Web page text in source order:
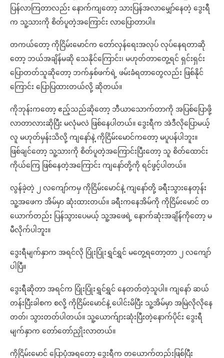
ပြန်လာကြတာလည်း နောက်ကျတော့ သားပြန်အလာမျှော်နေတဲ့ ဒွေးရီ
က သူ့သားကို စိတ်ပူတဲ့အကြောင်း လာပြောတာပါ။
တကယ်တော့ ကိုငြိမ်းမောင်က တော်လှန်ရေးအလုပ် လုပ်နေရတာဆို
တော့ ဘယ်အချိန်မဆို သေနိုင်ကြောင်း၊ မဟုတ်တာတွေ့ရင် ရှင်းရှင်း
ပြောတတ်သူဆိုတော့ ဘက်နှစ်ဖက်ရဲ့ ဖမ်းခံရတာတွေလည်း ဖြစ်နိုင်
ကြောင်း ပြောပြထားတယ်လို့ ဆိုတယ်။
ကိုဘုန်းကတော့ ဧည့်သည်ဆိုတော့ ဘီယာသောက်တာကို အပြစ်ပြောဖို့
လာတာလားဆိုပြီး မလုံမလဲ ဖြစ်နေပါတယ်။ ဒွေးရီက အဲဒီလိုပြောမယ့်
လူ မဟုတ်မှန်းသိလို့ ကျနော်နဲ့ ကိုငြိမ်းမောင်ကတော့ မပူပန်ပါဘူး။
ဖြစ်ချင်တော့ သူ့သားကို စိတ်ပူတဲ့အကြောင်းပြီးတော့ သူ စိတ်ထောင်း
ကိုယ်ကြေ ဖြစ်နေတဲ့အကြောင်း ကျနော်တို့ကို ရင်ဖွင့်ပါတယ်။
လွန်ခဲ့တဲ့ ၂ လကျော်ကမှ ကိုငြိမ်းမောင်နဲ့ ကျနော်တို့ ခရီးသွားနေတုန်း
သူ့အဖေက အိမ်မှာ ဆုံးထားတယ်။ ခရီးကနေအိမ်ကို ကိုငြိမ်းမောင် တ
ယောက်တည်း ပြန်သွားပေမယ့် သူ့အဖေရဲ့ နောက်ဆုံးအချိန်ကိုတော့ မ
မီလိုက်ပါဘူး။
ဒွေးရီမျက်နှာက အရင်လို ပြုံးပြုံးရွှင်ရွှင် မတွေ့ရတော့တာ ၂ လကျော်
ပါပြီ။
ဒွေးရီဆိုတာ အရင်က ပြုံးပြုံးရွှင်ရွှင် နေတတ်တဲ့သူပါ။ ကျနော် ဆယ်
တန်းပြီးခါစက စလို့ ကိုငြိမ်းမောင်နဲ့ ပေါင်းမိပြီး သူ့အိမ်မှာ အမြဲလိုလိုနေ
တတ်၊ သွားတတ်ပါတယ်။ သူ့ယောက်ျားဆုံးပြီးတဲ့နောက်ပိုင်း ဒွေးရီ
မျက်နှာက တော်တော်ညှိုးလာတယ်။
ကိုငြိမ်းမောင် ပြောပုံအရတော့ ဒွေးရီက တယောက်တည်းဖြစ်ပြီး